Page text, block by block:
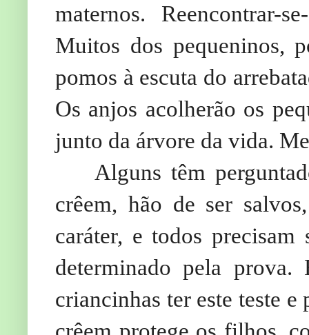
maternos. Reencontrar-
Muitos dos pequeninos,
pomos à escuta do
Os anjos acolherão os
junto da árvore da vida.
Alguns têm
crêem, hão de ser
caráter, e todos
determinado pela
criancinhas ter este teste